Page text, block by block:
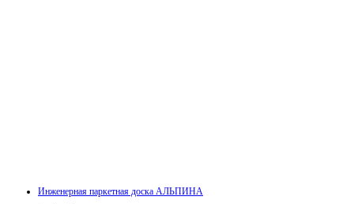
Инженерная паркетная доска АЛЬПИНА